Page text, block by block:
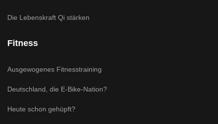
Die Lebenskraft Qi stärken
Fitness
Ausgewogenes Fitnesstraining
Deutschland, die E-Bike-Nation?
Heute schon gehüpft?